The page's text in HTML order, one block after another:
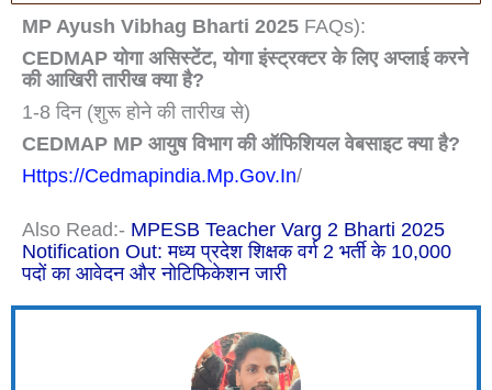
MP Ayush Vibhag Bharti 2025 FAQs):
CEDMAPयोगा असिस्टेंट,योगा इंस्ट्रक्टर के लिए अप्लाई करने
की आखिरी तारीख क्या है?
1-8 दिन (शुरू होने की तारीख से)
CEDMAP MP आयुष विभाग की ऑफिशियल वेबसाइट क्या है?
Https://cedmapindia.mp.gov.in/
Also Read:- MPESB Teacher Varg 2 Bharti 2025
Notification Out: मध्य प्रदेश शिक्षक वर्ग 2 भर्ती के 10,000
पदों का आवेदन और नोटिफिकेशन जारी